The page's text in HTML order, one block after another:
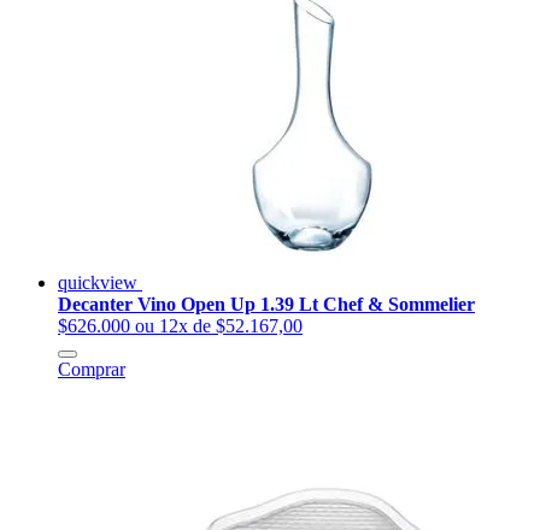
quickview
Decanter Vino Open Up 1.39 Lt Chef & Sommelier
$626.000 ou 12x de $52.167,00
Comprar